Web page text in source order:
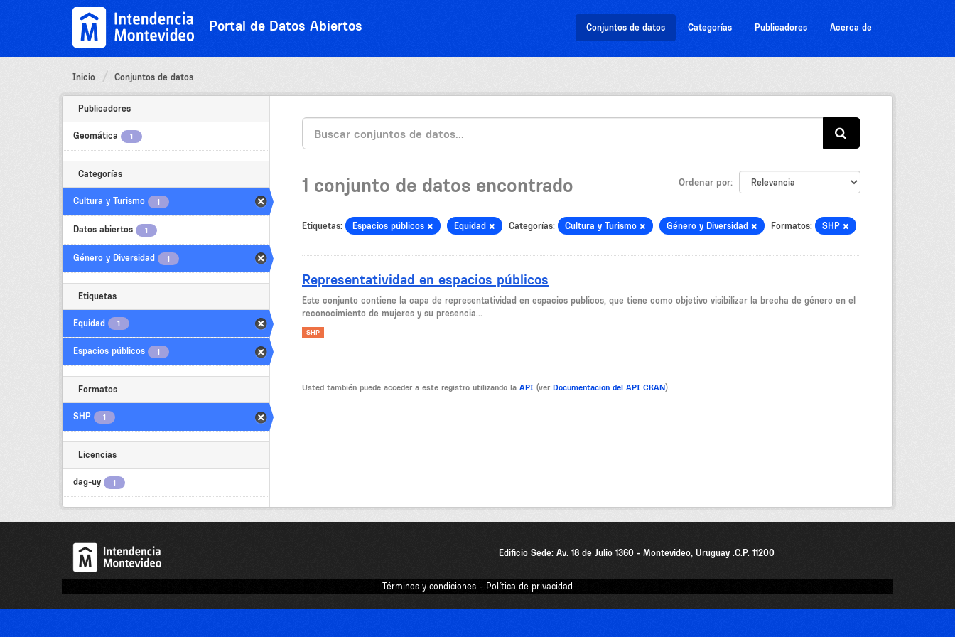
Portal de Datos Abiertos Conjuntos de datos Categorías Publicadores Acerca de
Inicio Conjuntos de datos
Publicadores
Geomática 1
Categorías
Cultura y Turismo 1
Datos abiertos 1
Género y Diversidad 1
Etiquetas
Equidad 1
Espacios públicos 1
Formatos
SHP 1
Licencias
dag-uy 1
Ordenar por
1 conjunto de datos encontrado
Etiquetas: Espacios públicos Equidad Categorías: Cultura y Turismo Género y Diversidad Formatos: SHP
Representatividad en espacios públicos
Este conjunto contiene la capa de representatividad en espacios publicos, que tiene como objetivo visibilizar la brecha de género en el
reconocimiento de mujeres y su presencia...
SHP
Usted también puede acceder a este registro utilizando la API (ver Documentacion del API CKAN).
Edificio Sede: Av. 18 de Julio 1360 - Montevideo, Uruguay .C.P. 11200
Términos y condiciones - Política de privacidad